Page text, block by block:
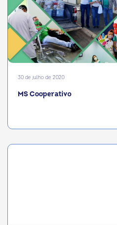
30 de julho de 2020
MS Cooperativo